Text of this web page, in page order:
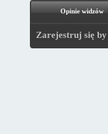
Opinie widzów
Zarejestruj się